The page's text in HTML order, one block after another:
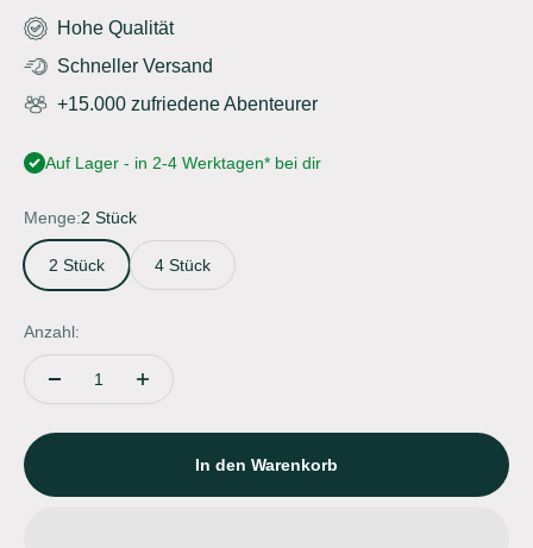
Hohe Qualität
Schneller Versand
+15.000 zufriedene Abenteurer
Auf Lager - in 2-4 Werktagen* bei dir
Menge:2 Stück
2 Stück 4 Stück
Anzahl:
In den Warenkorb